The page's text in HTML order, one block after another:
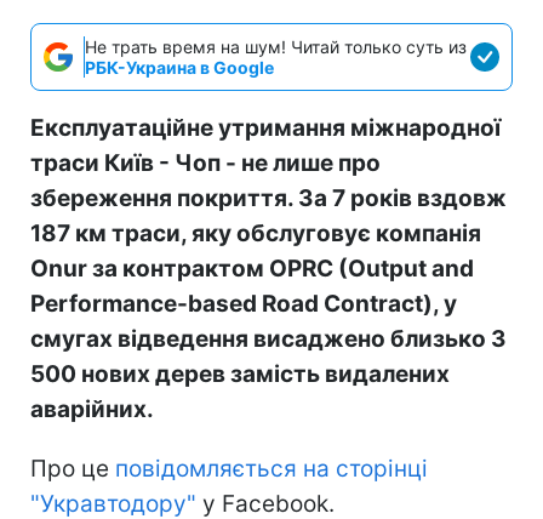
Не трать время на шум! Читай только суть из
РБК-Украина в Google
Експлуатаційне утримання міжнародної
траси Київ - Чоп - не лише про
збереження покриття. За 7 років вздовж
187 км траси, яку обслуговує компанія
Onur за контрактом OPRC (Output and
Performance-based Road Contract), у
смугах відведення висаджено близько 3
500 нових дерев замість видалених
аварійних.
Про це повідомляється на сторінці
"Укравтодору" у Facebook.